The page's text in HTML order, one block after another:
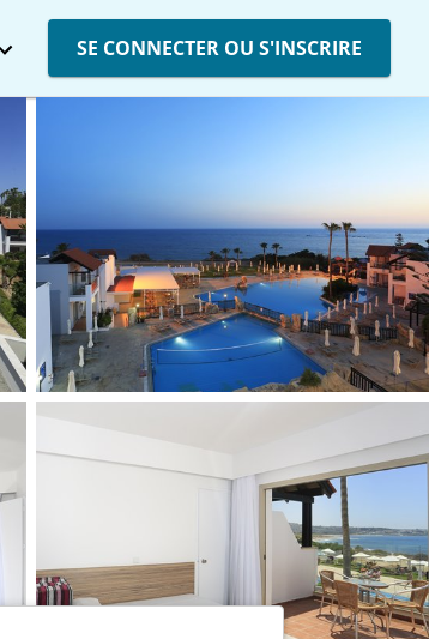
SE CONNECTER OU S'INSCRIRE